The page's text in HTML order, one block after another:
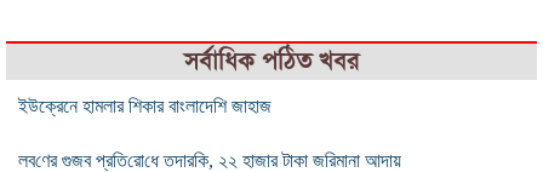
সর্বাধিক পঠিত খবর
ইউক্রেনে হামলার শিকার বাংলাদেশি জাহাজ
লব‌ণের গুজব প্র‌তি‌রো‌ধে তদার‌কি, ২২ হাজার টাকা জরিমানা আদায়